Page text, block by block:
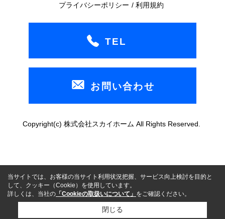
プライバシーポリシー
利用規約
TEL
お問い合わせ
Copyright(c) 株式会社スカイホーム All Rights Reserved.
当サイトでは、お客様の当サイト利用状況把握、サービス向上検討を目的と
して、クッキー（Cookie）を使用しています。
詳しくは、当社の 「Cookieの取扱いについて」 をご確認ください。
閉じる